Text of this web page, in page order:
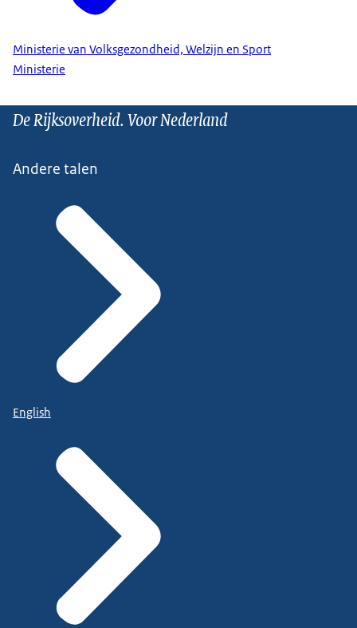
Ministerie van Volksgezondheid, Welzijn en Sport
Ministerie
De Rijksoverheid. Voor Nederland
Andere talen
English